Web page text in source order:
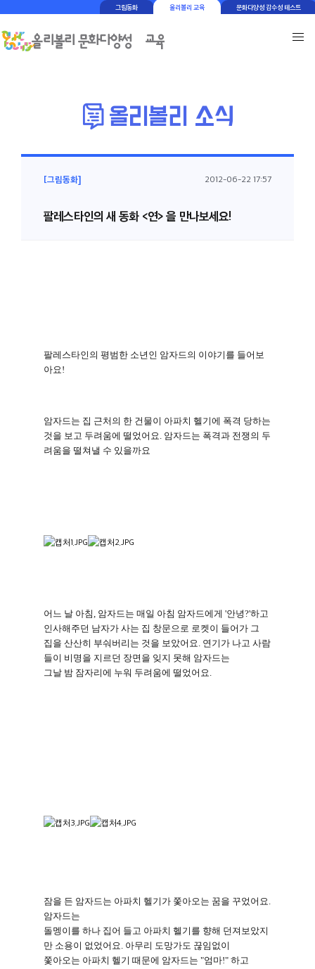
그림동화 올리볼리 교육 문화다양성 감수성 테스트
[그림동화] 2012-06-22 17:57
팔레스타인의 새 동화 <연> 을 만나보세요!
팔레스타인의 평범한 소년인 암자드의 이야기를 들어보
아요!
암자드는 집 근처의 한 건물이 아파치 헬기에 폭격 당하는
것을 보고 두려움에 떨었어요. 암자드는 폭격과 전쟁의 두
려움을 떨쳐낼 수 있을까요
어느 날 아침 암자드는 매일 아침 암자드에게 '안녕?'하고
인사해주던 남자가 사는 집 창문으로 로켓이 들어가 그
집을 산산히 부숴버리는 것을 보았어요 연기가 나고 사람
들이 비명을 지르던 장면을 잊지 못해 암자드는
그날 밤 잠자리에 누워 두려움에 떨었어요
잠을 든 암자드는 아파치 헬기가 쫓아오는 꿈을 꾸었어요
암자드는
돌멩이를 하나 집어 들고 아파치 헬기를 향해 던져보았지
만 소용이 없었어요 아무리 도망가도 끊임없이
쫓아오는 아파치 헬기 때문에 암자드는 "엄마!"하고